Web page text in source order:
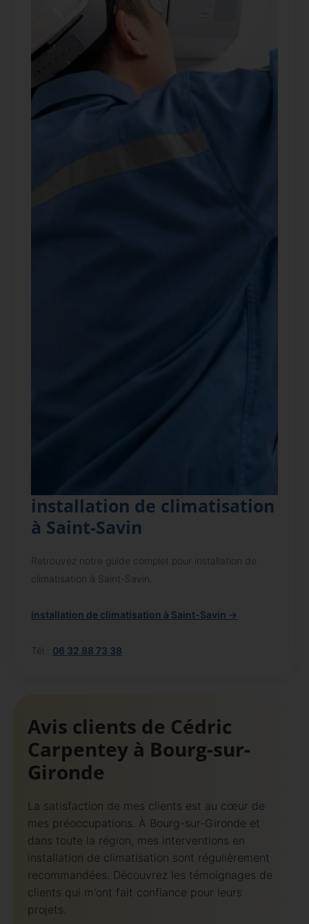
installation de climatisation
à Saint-Savin
Retrouvez notre guide complet pour installation de
climatisation à Saint-Savin.
installation de climatisation à Saint-Savin →
Tél : 06 32 88 73 38
Avis clients de Cédric
Carpentey à Bourg-sur-
Gironde
La satisfaction de mes clients est au cœur de
mes préoccupations. À Bourg-sur-Gironde et
dans toute la région, mes interventions en
installation de climatisation sont régulièrement
recommandées. Découvrez les témoignages de
clients qui m'ont fait confiance pour leurs
projets.